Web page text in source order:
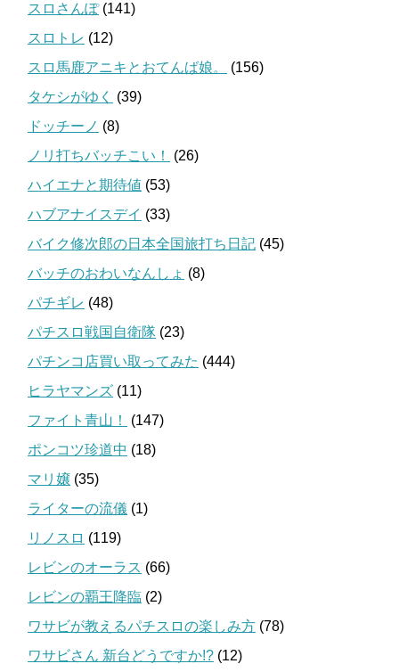
スロさんぽ(141)
スロトレ (12)
スロ馬鹿アニキとおてんば娘。
(156)
タケシがゆく
(39)
ドッチーノ (8)
ノリ打ちバッチこい！
(26)
ハイエナと期待値 (53)
ハブアナイスデイ (33)
バイク修次郎の日本全国旅打ち日記 (45)
バッチのおわいなんしょ (8)
パチギレ (48)
パチスロ戦国自衛隊 (23)
パチンコ店買い取ってみた (444)
ヒラヤマンズ (11)
ファイト青山！
(147)
ポンコツ珍道中 (18)
マリ嬢 (35)
ライターの流儀 (1)
リノスロ (119)
レビンのオーラス (66)
レビンの覇王降臨 (2)
ワサビが教えるパチスロの楽しみ方 (78)
ワサビさん 新台どうですか!? (12)